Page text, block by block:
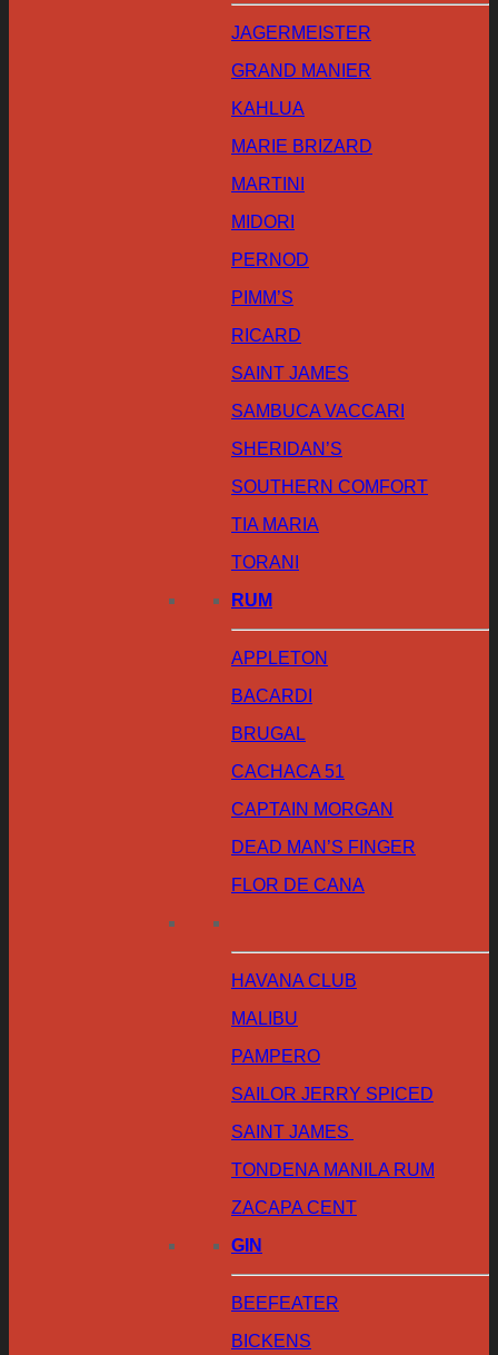
JAGERMEISTER
GRAND MANIER
KAHLUA
MARIE BRIZARD
MARTINI
MIDORI
PERNOD
PIMM’S
RICARD
SAINT JAMES
SAMBUCA VACCARI
SHERIDAN’S
SOUTHERN COMFORT
TIA MARIA
TORANI
RUM
APPLETON
BACARDI
BRUGAL
CACHACA 51
CAPTAIN MORGAN
DEAD MAN’S FINGER
FLOR DE CANA
HAVANA CLUB
MALIBU
PAMPERO
SAILOR JERRY SPICED
SAINT JAMES
TONDENA MANILA RUM
ZACAPA CENT
GIN
BEEFEATER
BICKENS